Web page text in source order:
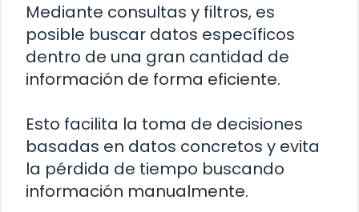
Mediante consultas y filtros, es
posible buscar datos específicos
dentro de una gran cantidad de
información de forma eficiente.
Esto facilita la toma de decisiones
basadas en datos concretos y evita
la pérdida de tiempo buscando
información manualmente.